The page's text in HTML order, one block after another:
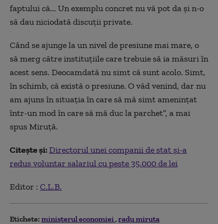
faptului că... Un exemplu concret nu vă pot da și n-o
să dau niciodată discuții private.
Când se ajunge la un nivel de presiune mai mare, o
să merg către instituțiile care trebuie să ia măsuri în
acest sens. Deocamdată nu simt că sunt acolo. Simt,
în schimb, că există o presiune. O văd venind, dar nu
am ajuns în situația în care să mă simt amenințat
într-un mod în care să mă duc la parchet”, a mai
spus Miruță.
Citește și:Directorul unei companii de stat și-a
redus voluntar salariul cu peste 35.000 de lei
Editor : C.L.B.
Etichete: ministerul economiei radu miruta